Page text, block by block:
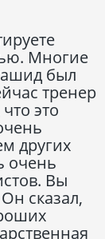
Многие
был
тренер
это
других
очень
Вы
сказал,